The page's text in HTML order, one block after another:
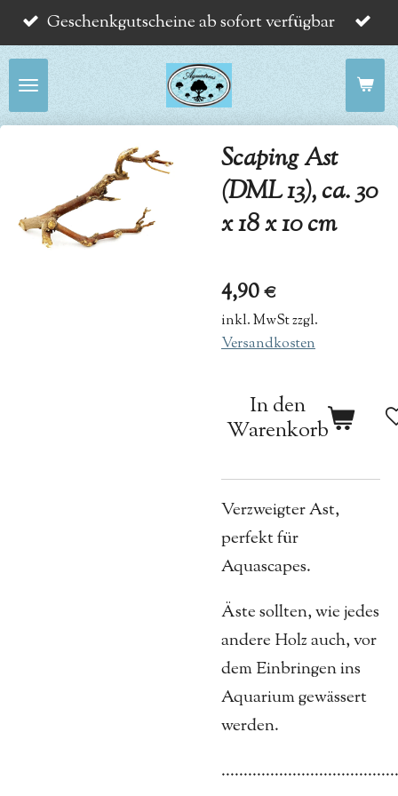
Zum
Hauptinhalt
springen
Geschenkgutscheine ab sofort verfügbar
Scaping Ast
(DML 13), ca. 30
x 18 x 10 cm
4,90 €
inkl. MwSt zzgl.
Versandkosten
In den
Warenkorb
Verzweigter Ast,
perfekt für
Aquascapes.
Äste sollten, wie jedes
andere Holz auch, vor
dem Einbringen ins
Aquarium gewässert
werden.